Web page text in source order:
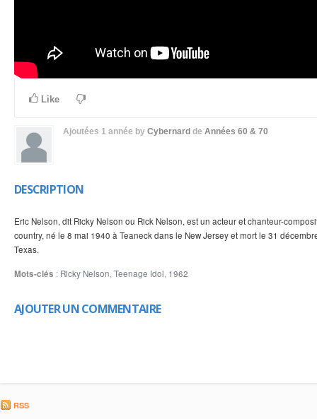
Like
Ajoutées 1 année by Cybernard de Années 60 & 70
DESCRIPTION
Eric Nelson, dit Ricky Nelson ou Rick Nelson, est un acteur et chanteur-
country, né le 8 mai 1940 à Teaneck dans le New Jersey et mort le 31
Texas.
Mots-clés : Ricky Nelson, Teenage Idol, 1962
AJOUTER UN COMMENTAIRE
RSS